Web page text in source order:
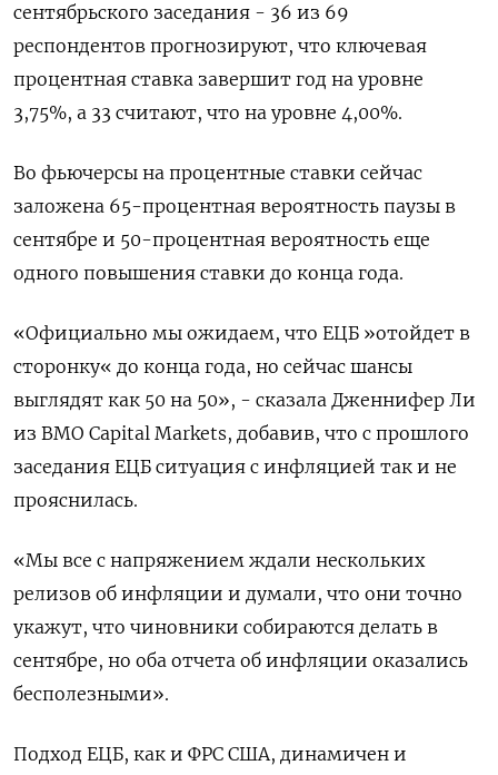
сентябрьского заседания - 36 из 69
респондентов прогнозируют, что ключевая
процентная ставка завершит год на уровне
3,75%, а 33 считают, что на уровне 4,00%.
Во фьючерсы на процентные ставки сейчас
заложена 65-процентная вероятность паузы в
сентябре и 50-процентная вероятность еще
одного повышения ставки до конца года.
«Официально мы ожидаем, что ЕЦБ »отойдет в
сторонку« до конца года, но сейчас шансы
выглядят как 50 на 50», - сказала Дженнифер Ли
из BMO Capital Markets, добавив, что с прошлого
заседания ЕЦБ ситуация с инфляцией так и не
прояснилась.
«Мы все с напряжением ждали нескольких
релизов об инфляции и думали, что они точно
укажут, что чиновники собираются делать в
сентябре, но оба отчета об инфляции оказались
бесполезными».
Подход ЕЦБ, как и ФРС США, динамичен и